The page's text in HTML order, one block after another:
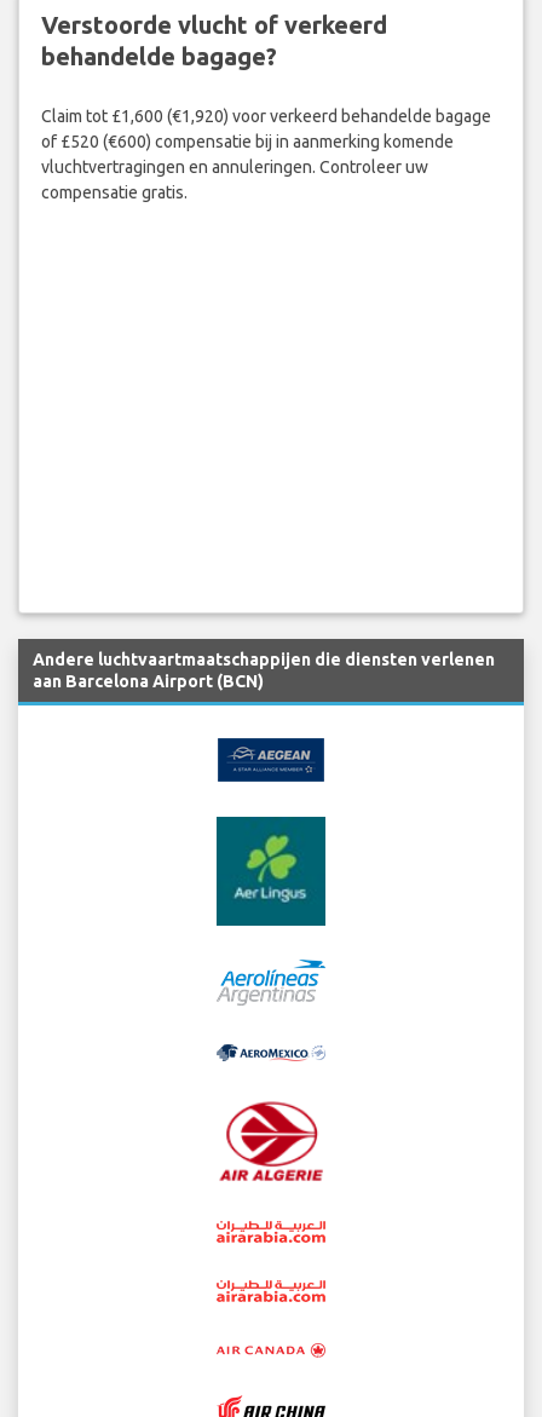
Verstoorde vlucht of verkeerd
behandelde bagage?
Claim tot £1,600 (€1,920) voor verkeerd behandelde bagage
of £520 (€600) compensatie bij in aanmerking komende
vluchtvertragingen en annuleringen. Controleer uw
compensatie gratis.
Andere luchtvaartmaatschappijen die diensten verlenen
aan Barcelona Airport (BCN)